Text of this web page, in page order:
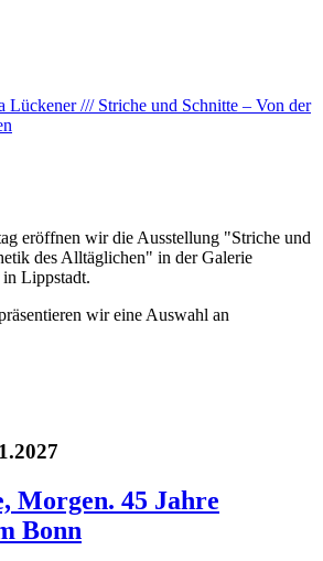
eröffnen wir die Ausstellung "Striche und
des Alltäglichen" in der Galerie
Lippstadt.
wir eine Auswahl an
Morgen. 45 Jahre
Bonn